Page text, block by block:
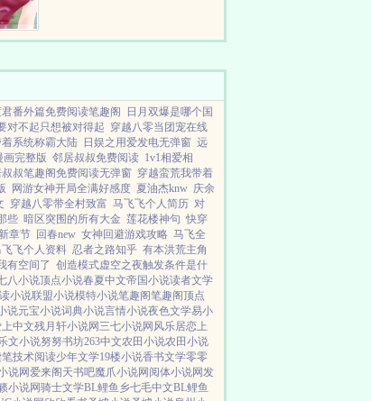
我就让你不得好死。可是，誓言终
番外篇免费阅读笔趣阁
日月双爆是哪个国
对不起只想被对得起 穿越八零当团宠在线
系统称霸大陆 日娱之用爱发电无弹窗 远
画完整版 邻居叔叔免费阅读 1v1相爱相
叔笔趣阁免费阅读无弹窗 穿越蛮荒我带着
网游女神开局全满好感度 夏油杰knw 庆余
穿越八零带全村致富 马飞飞个人简历 对
些 暗区突围的所有大金 莲花楼神句 快穿
章节 回春new 女神回避游戏攻略 马飞全
飞个人资料 忍者之路知乎 有本洪荒主角
有空间了 创造模式虚空之夜触发条件是什
八小说顶点小说春夏中文帝国小说读者文学
小说联盟小说模特小说笔趣阁笔趣阁顶点
说元宝小说词典小说言情小说夜色文学易小
中文残月轩小说网 三七小说网 风乐居恋上
文小说努努书坊263中文农田小说农田小说
技术阅读少年文学19楼小说香书文学零零
说网爱来阁 天书吧魔爪小说网 阅体小说网发
小说网骑士文学BL鲤鱼乡七毛中文BL鲤鱼